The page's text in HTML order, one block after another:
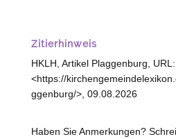
Zitierhinweis
HKLH, Artikel Plaggenburg, URL:
<https://
ggenburg/>, 09.08.2026
Haben Sie Anmerkungen?